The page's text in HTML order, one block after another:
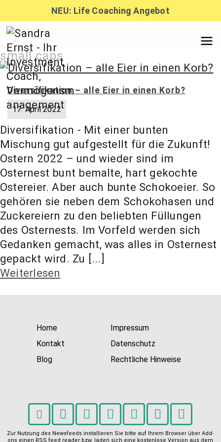
Inhalt
springen
NEU: Life Coaching Angebot
Sandra
Ernst –
Finanzber
atung,
Investmen
t Coach,
Anlageber
small caps
Diversifikation – alle Eier in einen Korb?
17. April 2022
Diversifikation - Mit einer bunten
Mischung gut aufgestellt für die Zukunft!
Ostern 2022 – und wieder sind im
Osternest bunt bemalte, hart gekochte
Ostereier. Aber auch bunte Schokoeier. So
gehören sie neben dem Schokohasen und
Zuckereiern zu den beliebten Füllungen
des Osternests. Im Vorfeld werden sich
Gedanken gemacht, was alles in Osternest
gepackt wird. Zu [...]
Weiterlesen
Home
Kontakt
Blog
Impressum
Datenschutz
Rechtliche Hinweise
Zur Nutzung des Newsfeeds installieren Sie bitte auf Ihrem Browser über Add-
ons einen RSS feed reader bzw. laden sich eine kostenlose Version aus dem